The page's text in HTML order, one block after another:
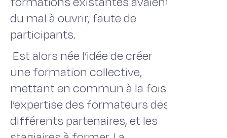
du mal à ouvrir, faute de
participants.
Est alors née l’idée de créer
une formation collective,
mettant en commun à la fois
l’expertise des formateurs des
différents partenaires, et les